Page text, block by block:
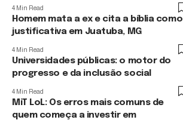
4 Min Read
Homem mata a ex e cita a bíblia como
justificativa em Juatuba, MG
4 Min Read
Universidades públicas: o motor do
progresso e da inclusão social
4 Min Read
MiT LoL: Os erros mais comuns de
quem começa a investir em